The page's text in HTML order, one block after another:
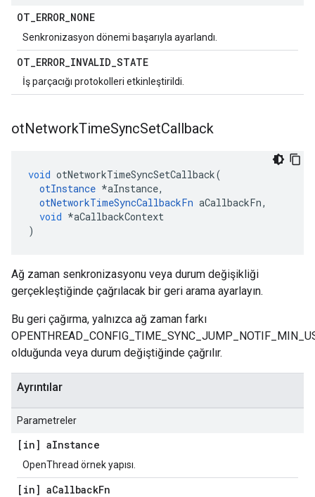
OT_ERROR_NONE
Senkronizasyon dönemi başarıyla ayarlandı.
OT_ERROR_INVALID_STATE
İş parçacığı protokolleri etkinleştirildi.
otNetworkTimeSyncSetCallback
void otNetworkTimeSyncSetCallback(
otInstance *aInstance,
otNetworkTimeSyncCallbackFn aCallbackFn,
void *aCallbackContext
)
Ağ zaman senkronizasyonu veya durum değişikliği
gerçekleştiğinde çağrılacak bir geri arama ayarlayın.
Bu geri çağırma, yalnızca ağ zaman farkı
olduğunda veya durum değiştiğinde çağrılır.
Ayrıntılar
Parametreler
[in] aInstance
OpenThread örnek yapısı.
[in] aCallbackFn